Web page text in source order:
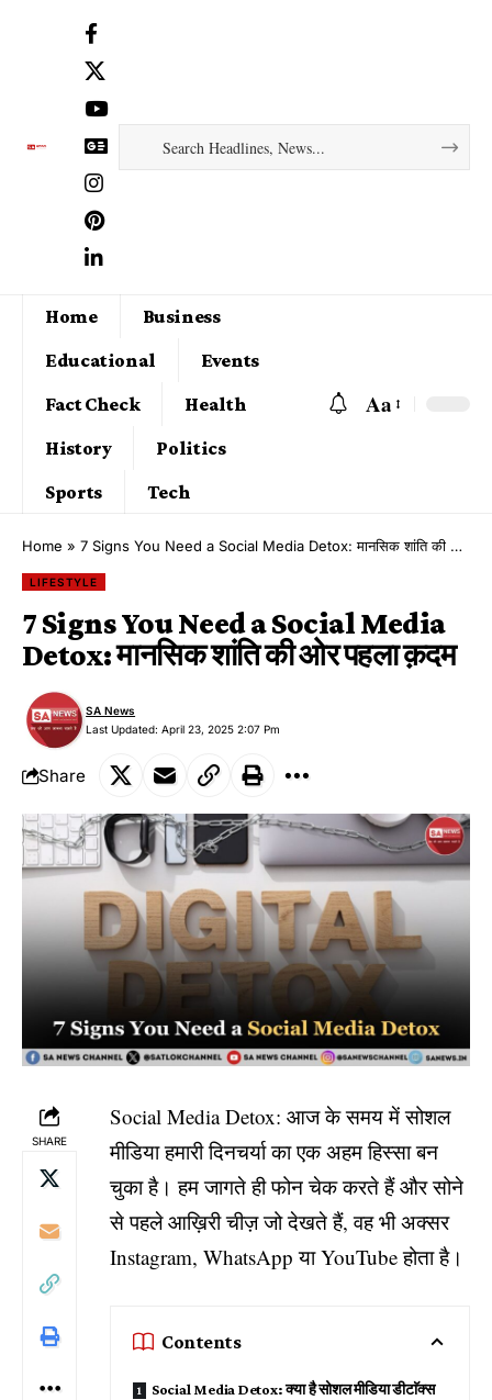
Home
Business
Educational
Events
Fact Check
Health
History
Politics
Sports
Tech
Aa
Home » 7 Signs You Need a Social Media Detox: मानसिक शांति की ओर पहला क़दम
LIFESTYLE
7 Signs You Need a Social Media
Detox: मानसिक शांति की ओर पहला क़दम
Last Updated: April 23, 2025 2:07 Pm
SA News
Share
SHARE
Social Media Detox: आज के समय में सोशल
मीडिया हमारी दिनचर्या का एक अहम हिस्सा बन
चुका है। हम जागते ही फोन चेक करते हैं और सोने
से पहले आख़िरी चीज़ जो देखते हैं, वह भी अक्सर
Instagram, WhatsApp या YouTube होता है।
Contents
Social Media Detox: क्या है सोशल मीडिया डीटाॅक्स